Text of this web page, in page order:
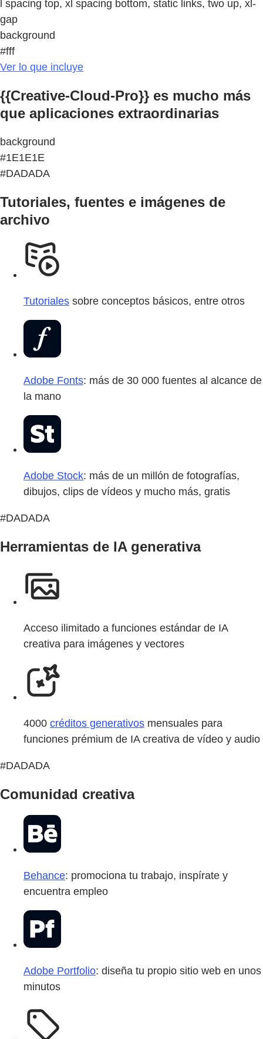
l spacing top, xl spacing bottom, static links, two up, xl-
gap
background
#fff
Ver lo que incluye
{{Creative-Cloud-Pro}} es mucho más
que aplicaciones extraordinarias
background
#1E1E1E
#DADADA
Tutoriales, fuentes e imágenes de
archivo
Tutoriales sobre conceptos básicos, entre otros
Adobe Fonts: más de 30 000 fuentes al alcance de
la mano
Adobe Stock: más de un millón de fotografías,
dibujos, clips de vídeos y mucho más, gratis
#DADADA
Herramientas de IA generativa
Acceso ilimitado a funciones estándar de IA
creativa para imágenes y vectores
4000 créditos generativos mensuales para
funciones prémium de IA creativa de vídeo y audio
#DADADA
Comunidad creativa
Behance: promociona tu trabajo, inspírate y
encuentra empleo
Adobe Portfolio: diseña tu propio sitio web en unos
minutos